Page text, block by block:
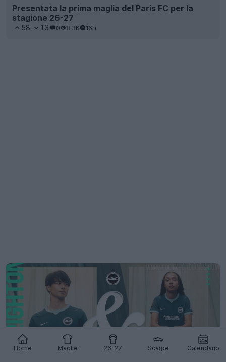
Home Maglie 26-27 Scarpe Calendario
Presentata la prima maglia del Paris FC per la
stagione 26-27
58 13 0 8.3K 16h